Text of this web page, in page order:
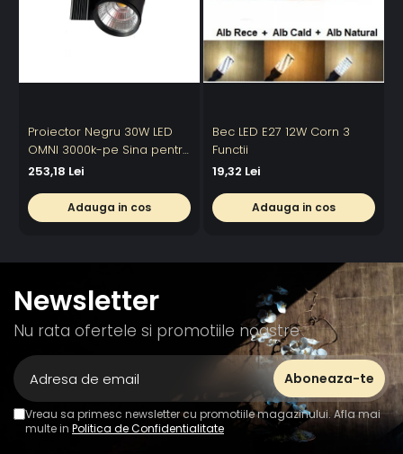
Proiector Negru 30W LED
OMNI 3000k-pe Sina pentru
Display Magazin
253,18 Lei
Adauga in cos
Bec LED E27 12W Corn 3
Functii
19,32 Lei
Adauga in cos
Newsletter
Nu rata ofertele si promotiile noastre
Vreau sa primesc newsletter cu promotiile magazinului. Afla mai
multe in Politica de Confidentialitate